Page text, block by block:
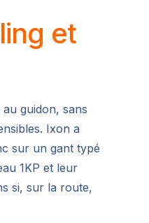
et
guidon, sans
Ixon a
sur un gant typé
1KP et leur
si, sur la route,